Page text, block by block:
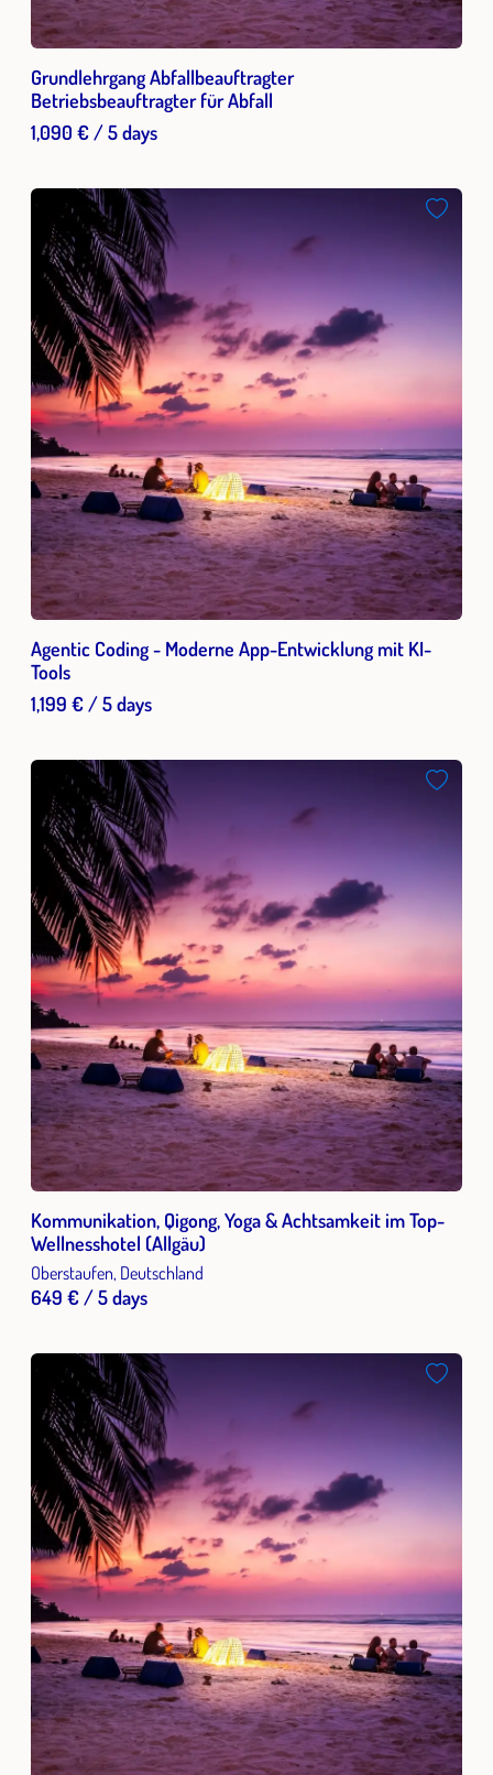
Grundlehrgang Abfallbeauftragter
Betriebsbeauftragter für Abfall
1,090 € / 5 days
Agentic Coding - Moderne App-Entwicklung mit KI-
Tools
1,199 € / 5 days
Kommunikation, Qigong, Yoga & Achtsamkeit im Top-
Wellnesshotel (Allgäu)
Oberstaufen, Deutschland
649 € / 5 days